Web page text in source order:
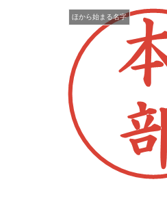
ほから始まる名字